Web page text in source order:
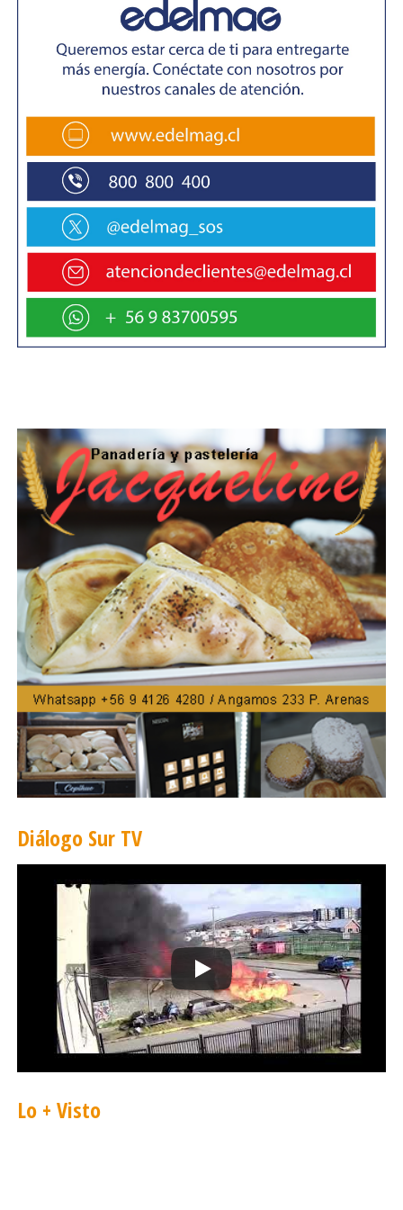
global. Para ello contamos con 56 oficinas comerciales
en todo el mundo, que reciben todos los días a
exportadores chilenos y que los apoyan para encontrar
nuevos clientes. También contamos con oficinas en cada
una de las 16 regiones, donde realizamos múltiples
actividades, entre ellas, recibir a delegaciones de
importadores, que vienen a conocer in situ los productos
que llegan hasta sus mesas en los cinco continentes»,
concluyó Villarroel.
Diálogo Sur TV
Lo + Visto